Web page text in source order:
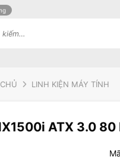
LINH KIỆN MÁY TÍNH
ATX 3.0